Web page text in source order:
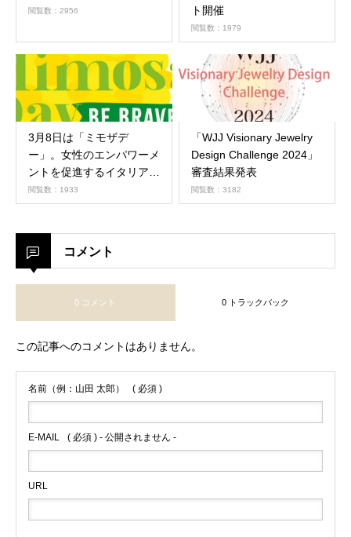
閲覧数：2956 ト開催
閲覧数：1979
3月8日は「ミモザデ
ー」。女性のエンパワーメ
ントを促進するイタリアの
文化習慣の日です。
閲覧数：1933
「WJJ Visionary Jewelry
Design Challenge 2024」
審査結果発表
閲覧数：3182
コメント
0 コメント 0 トラックバック
この記事へのコメントはありません。
名前（例：山田 太郎） ( 必須 )
E-MAIL ( 必須 ) - 公開されません -
URL